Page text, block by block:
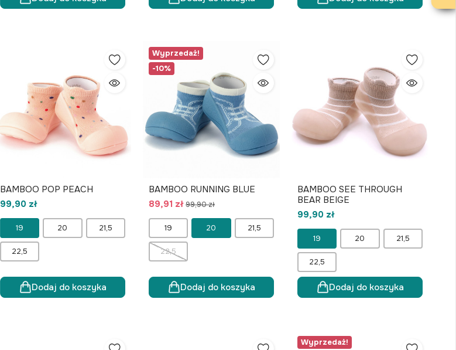
BAMBOO POP PEACH
99,90 zł
19 20 21,5
22,5
Dodaj do koszyka
Wyprzedaż!
-10%
BAMBOO RUNNING BLUE
89,91 zł99,90 zł
19 20 21,5
22,5
Dodaj do koszyka
BAMBOO SEE THROUGH
BEAR BEIGE
99,90 zł
19 20 21,5
22,5
Dodaj do koszyka
Wyprzedaż!